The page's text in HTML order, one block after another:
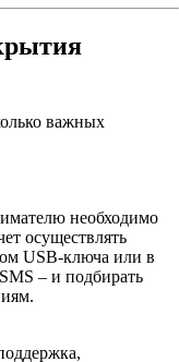
важных
необходимо
осуществлять
USB-ключа или в
– и подбирать